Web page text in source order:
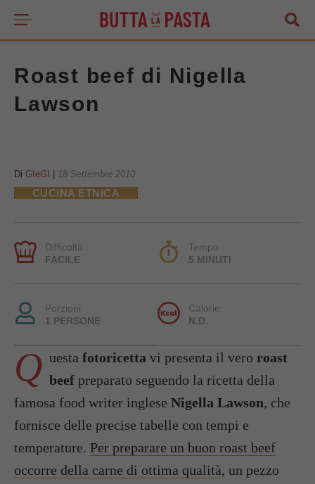
Roast beef di Nigella
Lawson
Di GIeGI 18 Settembre 2010
CUCINA ETNICA
Difficoltà:
FACILE
Tempo:
5 MINUTI
Porzioni:
1 PERSONE
Calorie:
N.D.
Q uesta fotoricetta vi presenta il vero roast
beef preparato seguendo la ricetta della
famosa food writer inglese Nigella Lawson, che
fornisce delle precise tabelle con tempi e
temperature. Per preparare un buon roast beef
occorre della carne di ottima qualità, un pezzo